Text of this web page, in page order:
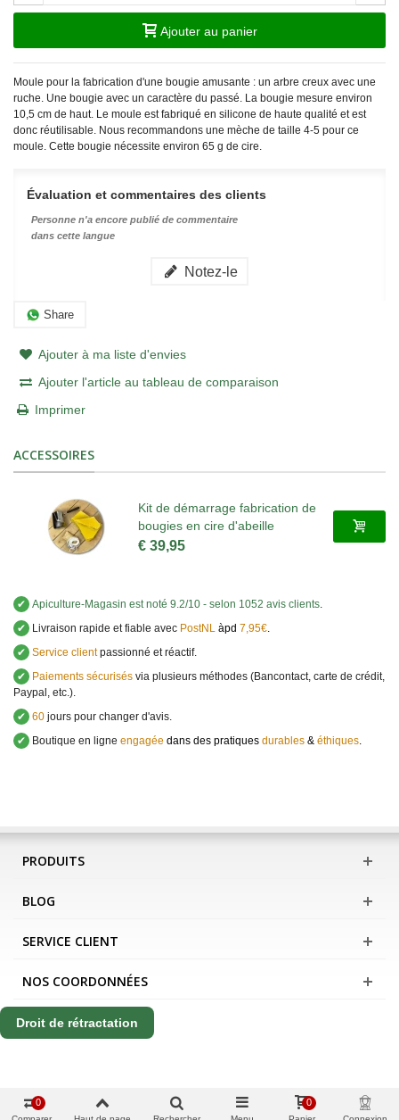
Ajouter au panier
Moule pour la fabrication d'une bougie amusante : un arbre creux avec une
ruche. Une bougie avec un caractère du passé. La bougie mesure environ
10,5 cm de haut. Le moule est fabriqué en silicone de haute qualité et est
donc réutilisable. Nous recommandons une mèche de taille 4-5 pour ce
moule. Cette bougie nécessite environ 65 g de cire.
Évaluation et commentaires des clients
Personne n'a encore publié de commentaire
dans cette langue
Notez-le
Share
Ajouter à ma liste d'envies
Ajouter l'article au tableau de comparaison
Imprimer
ACCESSOIRES
Kit de démarrage fabrication de
bougies en cire d'abeille
€ 39,95
✔ Apiculture-Magasin est noté 9.2/10 - selon 1052 avis clients.
✔
Livraison rapide et fiable avec PostNL àpd 7,95€.
✔ Service clientpassionné et réactif.
✔
Paiements sécurisés via plusieurs méthodes (Bancontact, carte de crédit,
Paypal, etc.).
✔ 60 jours pour changer d'avis.
✔
Boutique en ligne engagée dans des pratiques durables & éthiques.
PRODUITS
BLOG
SERVICE CLIENT
NOS COORDONNÉES
Droit de rétractation
0 0